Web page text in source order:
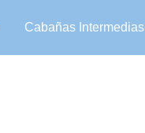
Cabañas Intermedias